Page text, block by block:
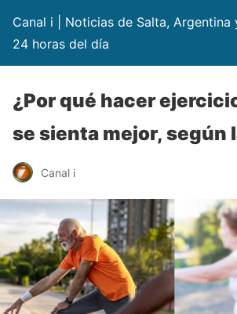
Canal i | Noticias de Salta, Argentina
24 horas del día
¿Por qué hacer
se sienta mejor, según
Canal i